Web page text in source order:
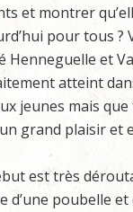
et montrer
pour tous ?
Henneguelle et
atteint
jeunes mais
grand plaisir et
est très
poubelle